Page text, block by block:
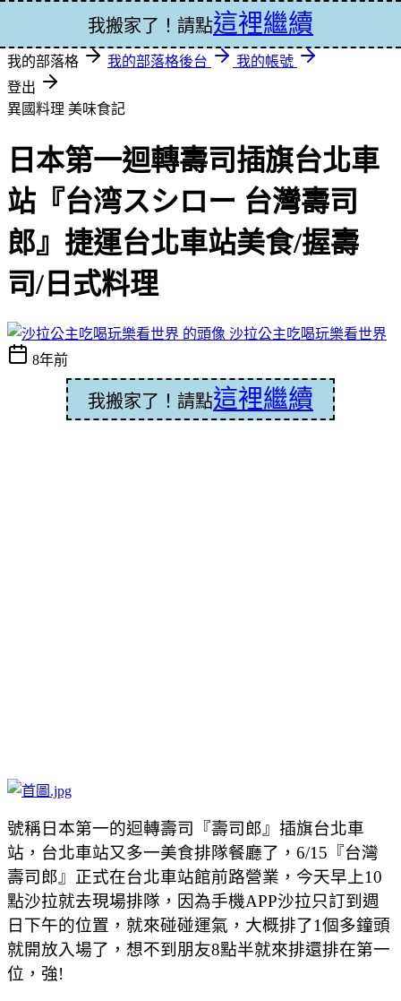
登入
我的部落格 我的部落格後台
我的帳號
登出
異國料理 美味食記
日本第一迴轉壽司插旗台北車
站『台湾スシロー 台灣壽司
郎』捷運台北車站美食/握壽
司/日式料理
沙拉公主吃喝玩樂看世界
8年前
我搬家了！請點這裡繼續
我搬家了！請點這裡繼續
號稱日本第一的迴轉壽司『壽司郎』插旗台北車
站，台北車站又多一美食排隊餐廳了，6/15『台灣
壽司郎』正式在台北車站館前路營業，今天早上10
點沙拉就去現場排隊，因為手機APP沙拉只訂到週
日下午的位置，就來碰碰運氣，大概排了1個多鐘頭
就開放入場了，想不到朋友8點半就來排還排在第一
位，強!